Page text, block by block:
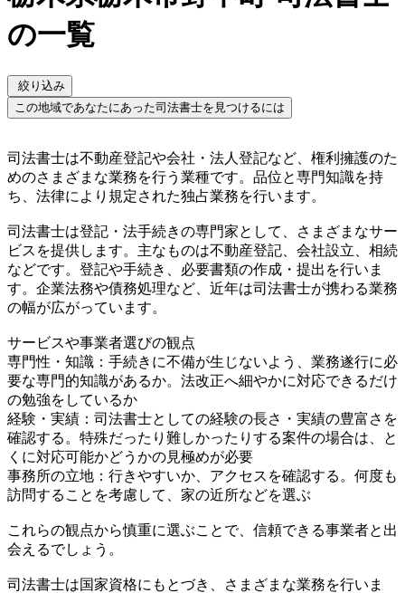
の一覧
絞り込み
この地域であなたにあった司法書士を見つけるには
司法書士は不動産登記や会社・法人登記など、権利擁護のた
めのさまざまな業務を行う業種です。品位と専門知識を持
ち、法律により規定された独占業務を行います。
司法書士は登記・法手続きの専門家として、さまざまなサー
ビスを提供します。主なものは不動産登記、会社設立、相続
などです。登記や手続き、必要書類の作成・提出を行いま
す。企業法務や債務処理など、近年は司法書士が携わる業務
の幅が広がっています。
サービスや事業者選びの観点
専門性・知識：手続きに不備が生じないよう、業務遂行に必
要な専門的知識があるか。法改正へ細やかに対応できるだけ
の勉強をしているか
経験・実績：司法書士としての経験の長さ・実績の豊富さを
確認する。特殊だったり難しかったりする案件の場合は、と
くに対応可能かどうかの見極めが必要
事務所の立地：行きやすいか、アクセスを確認する。何度も
訪問することを考慮して、家の近所などを選ぶ
これらの観点から慎重に選ぶことで、信頼できる事業者と出
会えるでしょう。
司法書士は国家資格にもとづき、さまざまな業務を行いま